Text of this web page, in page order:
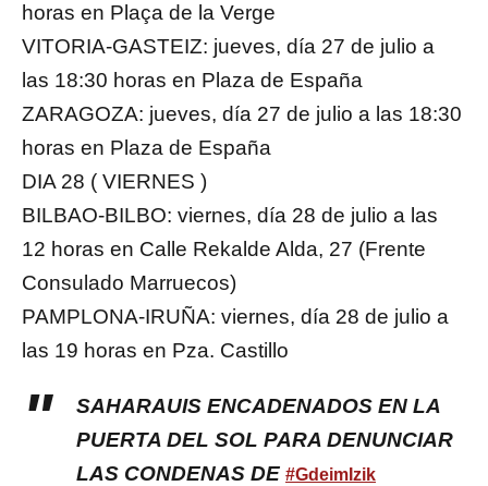
horas en Plaça de la Verge
VITORIA-GASTEIZ: jueves, día 27 de julio a
las 18:30 horas en Plaza de España
ZARAGOZA: jueves, día 27 de julio a las 18:30
horas en Plaza de España
DIA 28 ( VIERNES )
BILBAO-BILBO: viernes, día 28 de julio a las
12 horas en Calle Rekalde Alda, 27 (Frente
Consulado Marruecos)
PAMPLONA-IRUÑA: viernes, día 28 de julio a
las 19 horas en Pza. Castillo
SAHARAUIS ENCADENADOS EN LA
PUERTA DEL SOL PARA DENUNCIAR
LAS CONDENAS DE #GdeimIzik